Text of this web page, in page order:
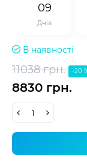
09
Днів
В наявності
11038 грн. -20
8830 грн.